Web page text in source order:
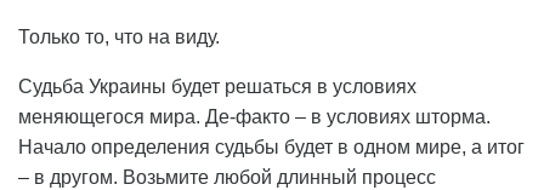
Только то, что на виду.
Судьба Украины будет решаться в условиях
меняющегося мира. Де-факто – в условиях шторма.
Начало определения судьбы будет в одном мире, а итог
– в другом. Возьмите любой длинный процесс